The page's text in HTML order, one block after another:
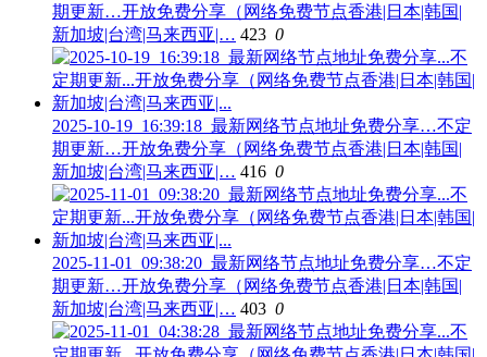
期更新…开放免费分享（网络免费节点香港|日本|韩国|
新加坡|台湾|马来西亚|… 423 0
2025-10-19_16:39:18_最新网络节点地址免费分享…不定
期更新…开放免费分享（网络免费节点香港|日本|韩国|
新加坡|台湾|马来西亚|… 416 0
2025-11-01_09:38:20_最新网络节点地址免费分享…不定
期更新…开放免费分享（网络免费节点香港|日本|韩国|
新加坡|台湾|马来西亚|… 403 0